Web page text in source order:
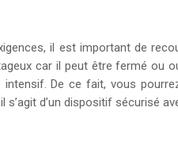
il est important de
car il peut être fermé ou
De ce fait, vous
d’un dispositif sécurisé